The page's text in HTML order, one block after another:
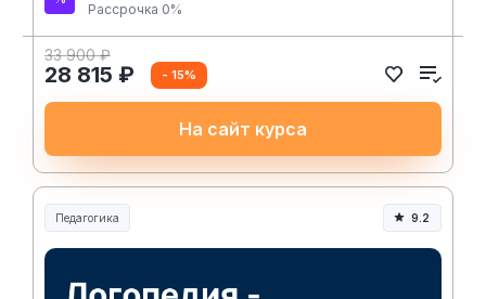
Рассрочка 0%
33 900 ₽
28 815 ₽ - 15%
На сайт курса
Педагогика
Образование и педагогика
9.2